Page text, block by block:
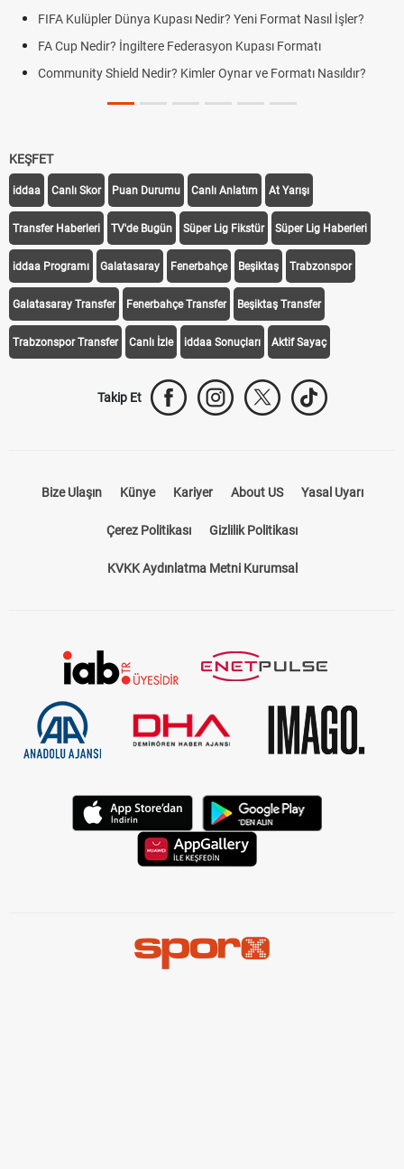
FIFA Kulüpler Dünya Kupası Nedir? Yeni Format Nasıl İşler?
FA Cup Nedir? İngiltere Federasyon Kupası Formatı
Community Shield Nedir? Kimler Oynar ve Formatı Nasıldır?
KEŞFET
iddaa Canlı Skor Puan Durumu Canlı Anlatım At Yarışı
Transfer Haberleri TV'de Bugün Süper Lig Fikstür Süper Lig Haberleri
iddaa Programı Galatasaray Fenerbahçe Beşiktaş Trabzonspor
Galatasaray Transfer Fenerbahçe Transfer Beşiktaş Transfer
Trabzonspor Transfer Canlı İzle iddaa Sonuçları Aktif Sayaç
Takip Et
Bize Ulaşın Künye Kariyer About US Yasal Uyarı
Çerez Politikası Gizlilik Politikası
KVKK Aydınlatma Metni Kurumsal